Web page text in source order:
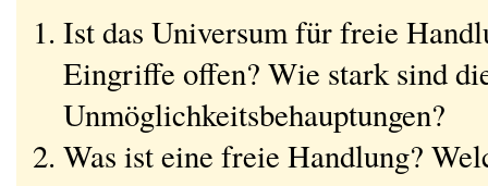
Ist das Universum für freie
Eingriffe offen? Wie stark sind
Unmöglichkeitsbehauptungen?
Was ist eine freie Handlung?